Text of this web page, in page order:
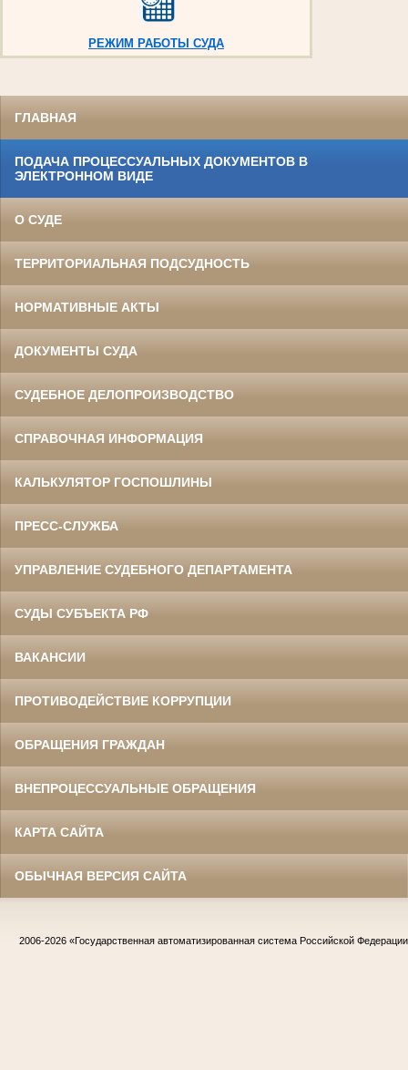
РЕЖИМ РАБОТЫ СУДА
ГЛАВНАЯ
ПОДАЧА ПРОЦЕССУАЛЬНЫХ ДОКУМЕНТОВ В
ЭЛЕКТРОННОМ ВИДЕ
О СУДЕ
ТЕРРИТОРИАЛЬНАЯ ПОДСУДНОСТЬ
НОРМАТИВНЫЕ АКТЫ
ДОКУМЕНТЫ СУДА
СУДЕБНОЕ ДЕЛОПРОИЗВОДСТВО
СПРАВОЧНАЯ ИНФОРМАЦИЯ
КАЛЬКУЛЯТОР ГОСПОШЛИНЫ
ПРЕСС-СЛУЖБА
УПРАВЛЕНИЕ СУДЕБНОГО ДЕПАРТАМЕНТА
СУДЫ СУБЪЕКТА РФ
ВАКАНСИИ
ПРОТИВОДЕЙСТВИЕ КОРРУПЦИИ
ОБРАЩЕНИЯ ГРАЖДАН
ВНЕПРОЦЕССУАЛЬНЫЕ ОБРАЩЕНИЯ
КАРТА САЙТА
ОБЫЧНАЯ ВЕРСИЯ САЙТА
2006-2026 «Государственная автоматизированная система Российской